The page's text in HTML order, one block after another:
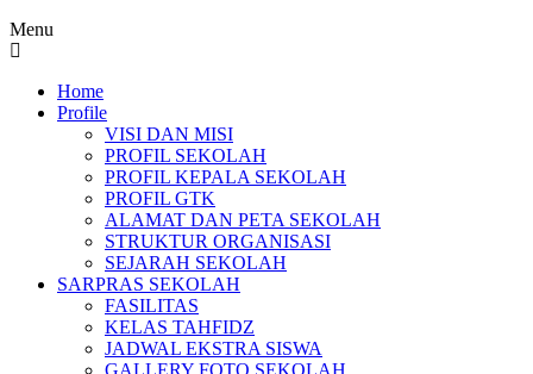
Menu
Home
Profile
VISI DAN MISI
PROFIL SEKOLAH
PROFIL KEPALA SEKOLAH
PROFIL GTK
ALAMAT DAN PETA SEKOLAH
STRUKTUR ORGANISASI
SEJARAH SEKOLAH
SARPRAS SEKOLAH
FASILITAS
KELAS TAHFIDZ
JADWAL EKSTRA SISWA
GALLERY FOTO SEKOLAH